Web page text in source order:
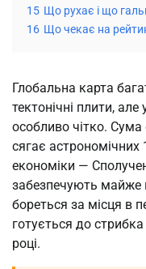
15 Що рухає і що
16 Що чекає на
Глобальна карта
тектонічні плити, але
особливо чітко.
сягає астрономічних
економіки —
забезпечують майже
бореться за місця в
готується до
році.